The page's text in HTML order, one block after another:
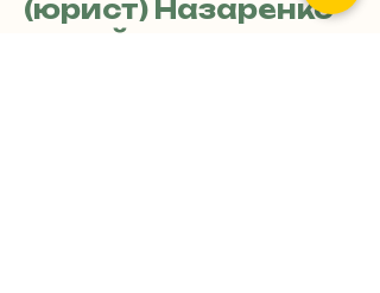
(юрист) Назаренко
Олег Йосипович